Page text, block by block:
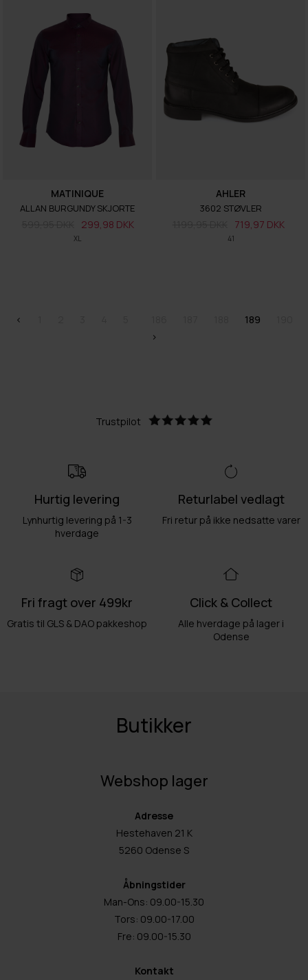
XL
MATINIQUE
ALLAN BURGUNDY SKJORTE
299,98 DKK
41
AHLER
3602 STØVLER
719,97 DKK
< 189
>
Trustpilot
Hurtig levering
Lynhurtig levering på 1-3
hverdage
Returlabel vedlagt
Fri retur på ikke nedsatte varer
Fri fragt over 499kr
Gratis til GLS & DAO pakkeshop
Click & Collect
Alle hverdage på lager i
Odense
Butikker
Webshop lager
Adresse
Hestehaven 21 K
5260 Odense S
Åbningstider
Man-Ons: 09.00-15.30
Tors: 09.00-17.00
Fre: 09.00-15.30
Kontakt